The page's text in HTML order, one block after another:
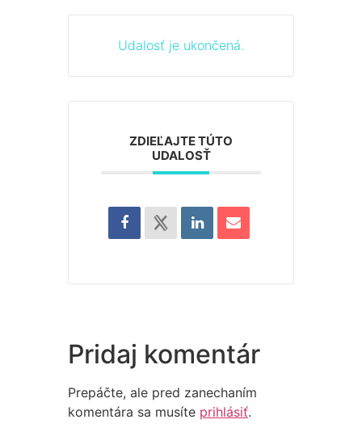
Udalosť je ukončená.
ZDIEĽAJTE TÚTO
UDALOSŤ
Pridaj komentár
Prepáčte, ale pred zanechaním
komentára sa musíte prihlásiť.